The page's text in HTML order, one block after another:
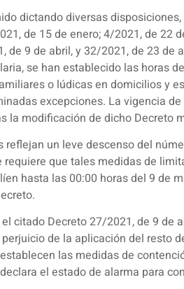
dictando diversas
de 15 de enero; 4/2021, de
de 9 de abril, y 32/2021, de 23
se han establecido las horas
o lúdicas en domicilios y
excepciones. La vigencia
la modificación de dicho Decreto
un leve descenso del
que tales medidas de
hasta las 00:00 horas del 9 de
citado Decreto 27/2021, de 9
de la aplicación del resto
las medidas de
el estado de alarma para